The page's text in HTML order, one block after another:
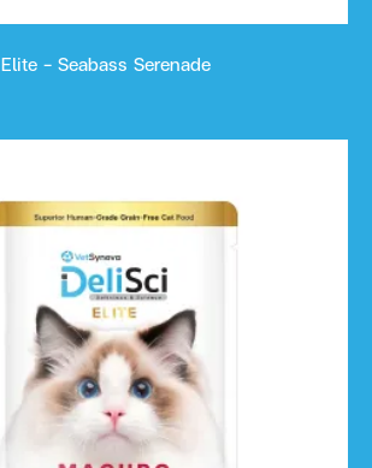
Elite - Seabass Serenade